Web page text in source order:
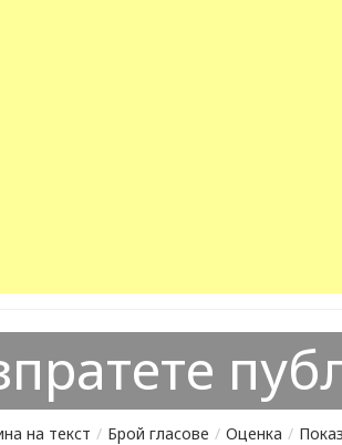
на текст / Брой гласове / Оценка /